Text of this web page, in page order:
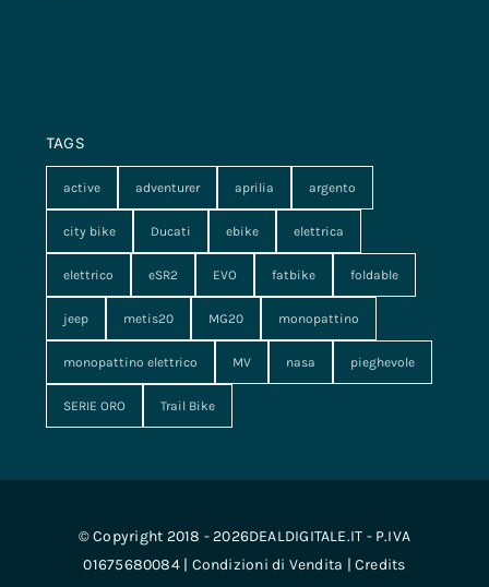
TAGS
active adventurer aprilia argento
city bike Ducati ebike elettrica
elettrico eSR2 EVO fatbike foldable
jeep metis20 MG20 monopattino
monopattino elettrico MV nasa pieghevole
SERIE ORO Trail Bike
© Copyright 2018 - 2026DEALDIGITALE.IT - P.IVA
01675680084 | Condizioni di Vendita | Credits